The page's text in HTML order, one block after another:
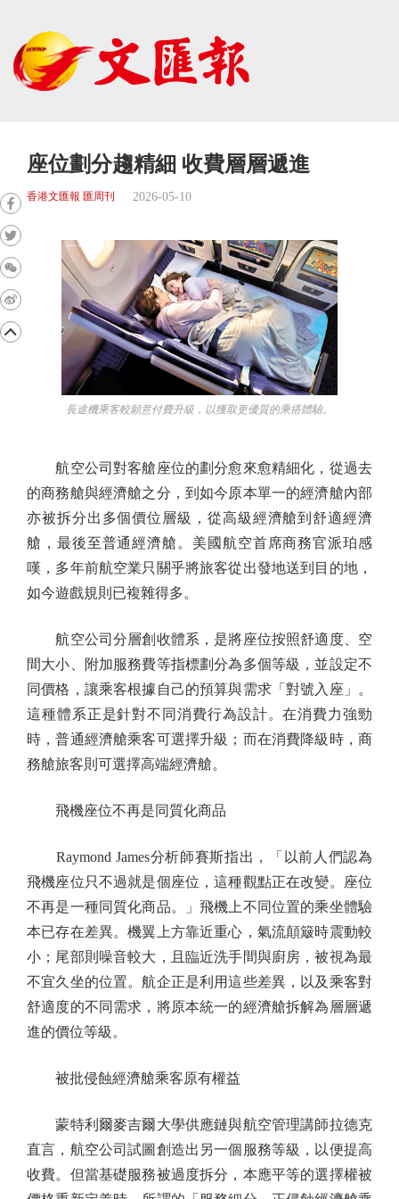
座位劃分趨精細 收費層層遞進
香港文匯報 匯周刊 2026-05-10
長途機乘客較願意付費升級，以獲取更優質的乘搭體驗。
航空公司對客艙座位的劃分愈來愈精細化，從過去
的商務艙與經濟艙之分，到如今原本單一的經濟艙內部
亦被拆分出多個價位層級，從高級經濟艙到舒適經濟
艙，最後至普通經濟艙。美國航空首席商務官派珀感
嘆，多年前航空業只關乎將旅客從出發地送到目的地，
如今遊戲規則已複雜得多。
航空公司分層創收體系，是將座位按照舒適度、空
間大小、附加服務費等指標劃分為多個等級，並設定不
同價格，讓乘客根據自己的預算與需求「對號入座」。
這種體系正是針對不同消費行為設計。在消費力強勁
時，普通經濟艙乘客可選擇升級；而在消費降級時，商
務艙旅客則可選擇高端經濟艙。
飛機座位不再是同質化商品
Raymond James分析師賽斯指出，「以前人們認為
飛機座位只不過就是個座位，這種觀點正在改變。座位
不再是一種同質化商品。」飛機上不同位置的乘坐體驗
本已存在差異。機翼上方靠近重心，氣流顛簸時震動較
小；尾部則噪音較大，且臨近洗手間與廚房，被視為最
不宜久坐的位置。航企正是利用這些差異，以及乘客對
舒適度的不同需求，將原本統一的經濟艙拆解為層層遞
進的價位等級。
被批侵蝕經濟艙乘客原有權益
蒙特利爾麥吉爾大學供應鏈與航空管理講師拉德克
直言，航空公司試圖創造出另一個服務等級，以便提高
收費。但當基礎服務被過度拆分，本應平等的選擇權被